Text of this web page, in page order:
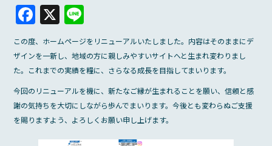
F
a
c
e
b
o
o
X
n
e
この度、ホームページをリニューアルいたしました。内容はそのままにデ
ザインを一新し、地域の方に親しみやすいサイトへと生まれ変わりまし
た。これまでの実績を糧に、さらなる成長を目指してまいります。
今回のリニューアルを機に、新たなご縁が生まれることを願い、信頼と感
謝の気持ちを大切にしながら歩んでまいります。今後とも変わらぬご支援
を賜りますよう、よろしくお願い申し上げます。